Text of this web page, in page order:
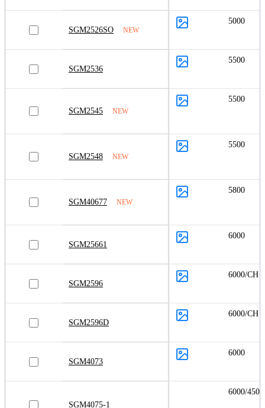
SGM2526SO NEW
5000
SGM2536
5500
SGM2545 NEW
5500
SGM2548 NEW
5500
SGM40677 NEW
5800
SGM25661
6000
SGM2596
6000/CH
SGM2596D
6000/CH
SGM4073
6000
SGM4075-1
6000/4500